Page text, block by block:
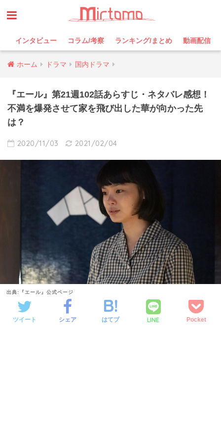
インタビュー コラム/考察 ランキング/まとめ 動画配信
ホーム ドラマ 国内ドラマ
『エール』第21週102話あらすじ・ネタバレ感想！
不満を爆発させて家を飛び出した華が向かった先
は？
2020/11/03 2021/02/04
出典:『エール』公式ページ
ツイート シェア はてブ LINE Pocket